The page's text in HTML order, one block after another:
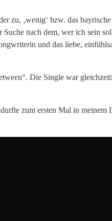
zu, ‚wenig‘ bzw. das
nach dem, wer ich sein
und das liebe,
Die Single war
zum ersten Mal in meinem